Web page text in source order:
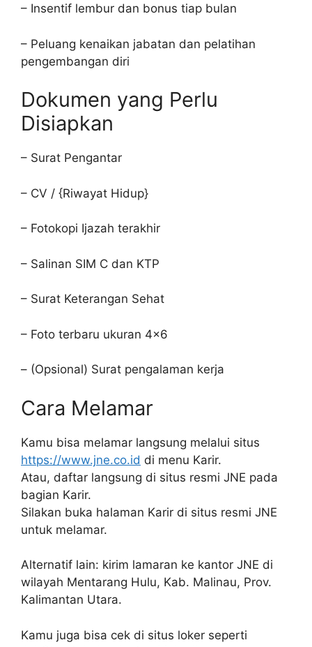
– Insentif lembur dan bonus tiap bulan
– Peluang kenaikan jabatan dan pelatihan
pengembangan diri
Dokumen yang Perlu
Disiapkan
– Surat Pengantar
– CV / {Riwayat Hidup}
– Fotokopi Ijazah terakhir
– Salinan SIM C dan KTP
– Surat Keterangan Sehat
– Foto terbaru ukuran 4×6
– (Opsional) Surat pengalaman kerja
Cara Melamar
Kamu bisa melamar langsung melalui situs
https://www.jne.co.id di menu Karir.
Atau, daftar langsung di situs resmi JNE pada
bagian Karir.
Silakan buka halaman Karir di situs resmi JNE
untuk melamar.
Alternatif lain: kirim lamaran ke kantor JNE di
wilayah Mentarang Hulu, Kab. Malinau, Prov.
Kalimantan Utara.
Kamu juga bisa cek di situs loker seperti